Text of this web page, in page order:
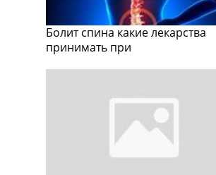
Болит спина какие лекарства
принимать при